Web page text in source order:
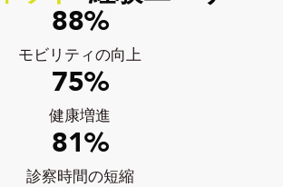
88%
モビリティの向上
75%
健康増進
81%
診察時間の短縮